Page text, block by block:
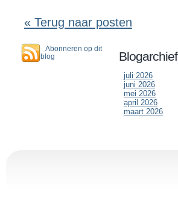
« Terug naar posten
Abonneren op dit
blog
Blogarchief
juli 2026
juni 2026
mei 2026
april 2026
maart 2026